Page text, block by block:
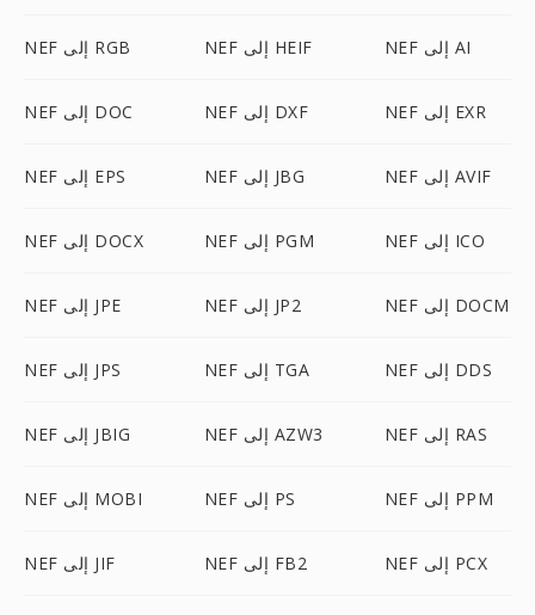
NEF إلى RGB NEF إلى HEIF NEF إلى AI
NEF إلى DOC NEF إلى DXF NEF إلى EXR
NEF إلى EPS NEF إلى JBG NEF إلى AVIF
NEF إلى DOCX NEF إلى PGM NEF إلى ICO
NEF إلى JPE NEF إلى JP2 NEF إلى DOCM
NEF إلى JPS NEF إلى TGA NEF إلى DDS
NEF إلى JBIG NEF إلى AZW3 NEF إلى RAS
NEF إلى MOBI NEF إلى PS NEF إلى PPM
NEF إلى JIF NEF إلى FB2 NEF إلى PCX